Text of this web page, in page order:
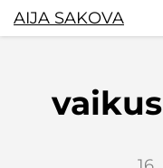
AIJA SAKOVA